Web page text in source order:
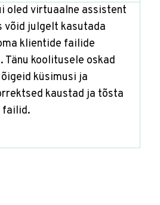
oled virtuaalne assistent
võid julgelt kasutada
klientide failide
Tänu koolitusele oskad
küsimusi ja
kaustad ja tõsta
failid.